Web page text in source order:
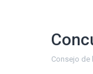
Consejo de